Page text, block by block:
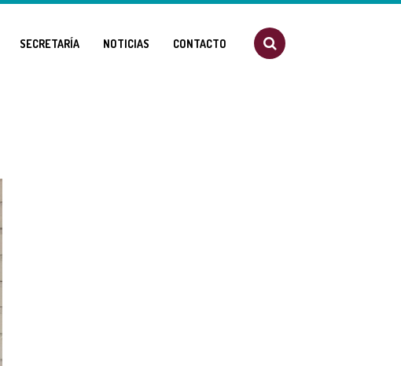
SECRETARÍA NOTICIAS CONTACTO